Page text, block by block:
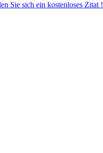
Sie sich ein kostenloses Zitat !